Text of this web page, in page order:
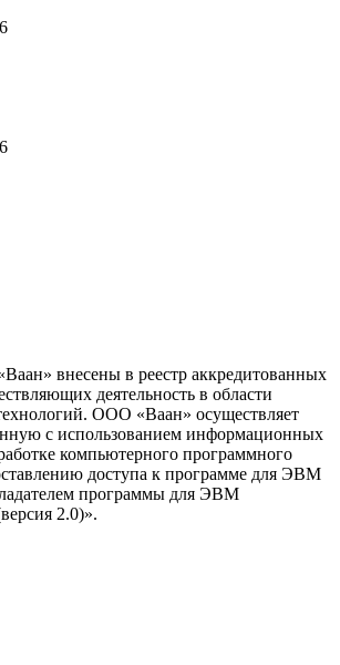
внесены в реестр аккредитованных
деятельность в области
ООО «Ваан» осуществляет
с использованием информационных
компьютерного программного
доступа к программе для ЭВМ
программы для ЭВМ
2.0)».